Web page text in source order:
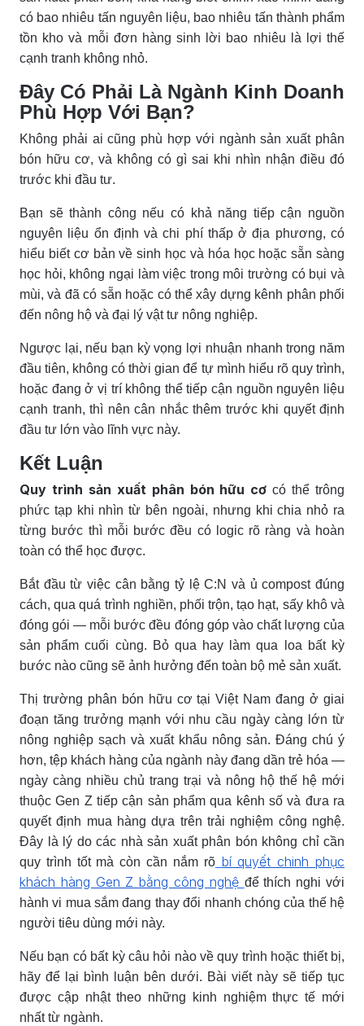
có bao nhiêu tấn nguyên liệu, bao nhiêu tấn thành phẩm
tồn kho và mỗi đơn hàng sinh lời bao nhiêu là lợi thế
cạnh tranh không nhỏ.
Đây Có Phải Là Ngành Kinh Doanh
Phù Hợp Với Bạn?
Không phải ai cũng phù hợp với ngành sản xuất phân
bón hữu cơ, và không có gì sai khi nhìn nhận điều đó
trước khi đầu tư.
Bạn sẽ thành công nếu có khả năng tiếp cận nguồn
nguyên liệu ổn định và chi phí thấp ở địa phương, có
hiểu biết cơ bản về sinh học và hóa học hoặc sẵn sàng
học hỏi, không ngại làm việc trong môi trường có bụi và
mùi, và đã có sẵn hoặc có thể xây dựng kênh phân phối
đến nông hộ và đại lý vật tư nông nghiệp.
Ngược lại, nếu bạn kỳ vọng lợi nhuận nhanh trong năm
đầu tiên, không có thời gian để tự mình hiểu rõ quy trình,
hoặc đang ở vị trí không thể tiếp cận nguồn nguyên liệu
cạnh tranh, thì nên cân nhắc thêm trước khi quyết định
đầu tư lớn vào lĩnh vực này.
Kết Luận
Quy trình sản xuất phân bón hữu cơ có thể trông
phức tạp khi nhìn từ bên ngoài, nhưng khi chia nhỏ ra
từng bước thì mỗi bước đều có logic rõ ràng và hoàn
toàn có thể học được.
Bắt đầu từ việc cân bằng tỷ lệ C:N và ủ compost đúng
cách, qua quá trình nghiền, phối trộn, tạo hạt, sấy khô và
đóng gói — mỗi bước đều đóng góp vào chất lượng của
sản phẩm cuối cùng. Bỏ qua hay làm qua loa bất kỳ
bước nào cũng sẽ ảnh hưởng đến toàn bộ mẻ sản xuất.
Thị trường phân bón hữu cơ tại Việt Nam đang ở giai
đoạn tăng trưởng mạnh với nhu cầu ngày càng lớn từ
nông nghiệp sạch và xuất khẩu nông sản. Đáng chú ý
hơn, tệp khách hàng của ngành này đang dần trẻ hóa —
ngày càng nhiều chủ trang trại và nông hộ thế hệ mới
thuộc Gen Z tiếp cận sản phẩm qua kênh số và đưa ra
quyết định mua hàng dựa trên trải nghiệm công nghệ.
Đây là lý do các nhà sản xuất phân bón không chỉ cần
quy trình tốt mà còn cần nắm rõ bí quyết chinh phục
khách hàng Gen Z bằng công nghệ để thích nghi với
hành vi mua sắm đang thay đổi nhanh chóng của thế hệ
người tiêu dùng mới này.
Nếu bạn có bất kỳ câu hỏi nào về quy trình hoặc thiết bị,
hãy để lại bình luận bên dưới. Bài viết này sẽ tiếp tục
được cập nhật theo những kinh nghiệm thực tế mới
nhất từ ngành.